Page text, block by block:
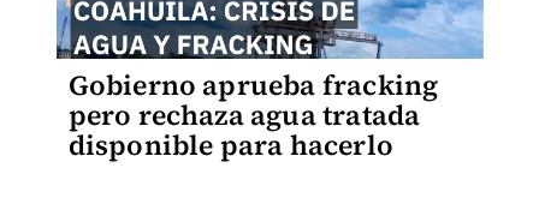
Gobierno aprueba fracking
pero rechaza agua tratada
disponible para hacerlo